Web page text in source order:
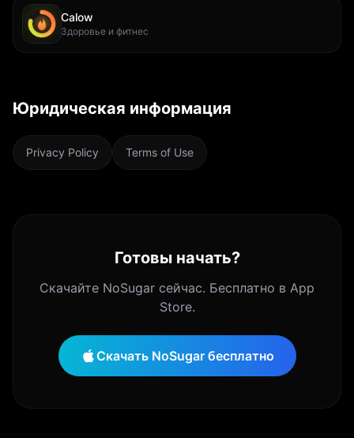
Calow
Здоровье и фитнес
Юридическая информация
Privacy Policy Terms of Use
Готовы начать?
Скачайте NoSugar сейчас. Бесплатно в App
Store.
Скачать NoSugar бесплатно